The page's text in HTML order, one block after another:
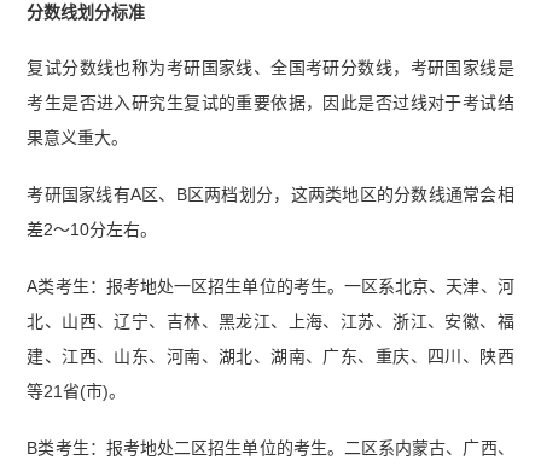
分数线划分标准
复试分数线也称为考研国家线、全国考研分数线，考研国家线是
考生是否进入研究生复试的重要依据，因此是否过线对于考试结
果意义重大。
考研国家线有A区、B区两档划分，这两类地区的分数线通常会相
差2～10分左右。
A类考生：报考地处一区招生单位的考生。一区系北京、天津、河
北、山西、辽宁、吉林、黑龙江、上海、江苏、浙江、安徽、福
建、江西、山东、河南、湖北、湖南、广东、重庆、四川、陕西
等21省(市)。
B类考生：报考地处二区招生单位的考生。二区系内蒙古、广西、